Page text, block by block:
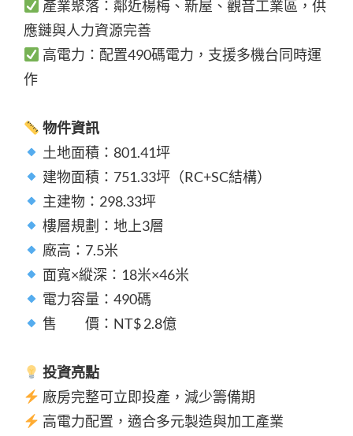
產業聚落：鄰近楊梅、新屋、觀音工業區，供
應鏈與人力資源完善
高電力：配置490碼電力，支援多機台同時運
作
物件資訊
土地面積：801.41坪
建物面積：751.33坪（RC+SC結構）
主建物：298.33坪
樓層規劃：地上3層
廠高：7.5米
面寬×縱深：18米×46米
電力容量：490碼
售 價：NT$ 2.8億
投資亮點
廠房完整可立即投產，減少籌備期
高電力配置，適合多元製造與加工產業